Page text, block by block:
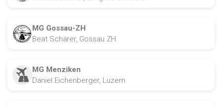
MG Gossau-ZH
Beat Schärer, Gossau ZH
MG Menziken
Daniel Eichenberger, Luzern